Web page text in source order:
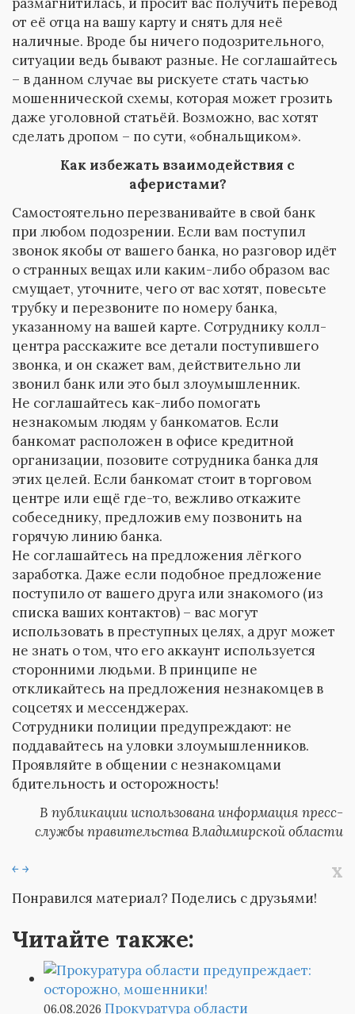
от её отца на вашу карту и снять для неё
наличные. Вроде бы ничего подозрительного,
ситуации ведь бывают разные. Не соглашайтесь
– в данном случае вы рискуете стать частью
мошеннической схемы, которая может грозить
даже уголовной статьёй. Возможно, вас хотят
сделать дропом – по сути, «обнальщиком».
Как избежать взаимодействия с
аферистами?
Самостоятельно перезванивайте в свой банк
при любом подозрении. Если вам поступил
звонок якобы от вашего банка, но разговор идёт
о странных вещах или каким-либо образом вас
смущает, уточните, чего от вас хотят, повесьте
трубку и перезвоните по номеру банка,
указанному на вашей карте. Сотруднику колл-
центра расскажите все детали поступившего
звонка, и он скажет вам, действительно ли
звонил банк или это был злоумышленник.
Не соглашайтесь как-либо помогать
незнакомым людям у банкоматов. Если
банкомат расположен в офисе кредитной
организации, позовите сотрудника банка для
этих целей. Если банкомат стоит в торговом
центре или ещё где-то, вежливо откажите
собеседнику, предложив ему позвонить на
горячую линию банка.
Не соглашайтесь на предложения лёгкого
заработка. Даже если подобное предложение
поступило от вашего друга или знакомого (из
списка ваших контактов) – вас могут
использовать в преступных целях, а друг может
не знать о том, что его аккаунт используется
сторонними людьми. В принципе не
откликайтесь на предложения незнакомцев в
соцсетях и мессенджерах.
Сотрудники полиции предупреждают: не
поддавайтесь на уловки злоумышленников.
Проявляйте в общении с незнакомцами
бдительность и осторожность!
В публикации использована информация пресс-
службы правительства Владимирской области
￩ ￫ x
Понравился материал? Поделись с друзьями!
Читайте также:
06.08.2026 Прокуратура области